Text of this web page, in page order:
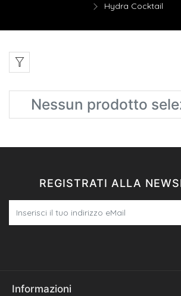
Hydra Cocktail
Nessun prodotto
REGISTRATI ALLA
Informazioni